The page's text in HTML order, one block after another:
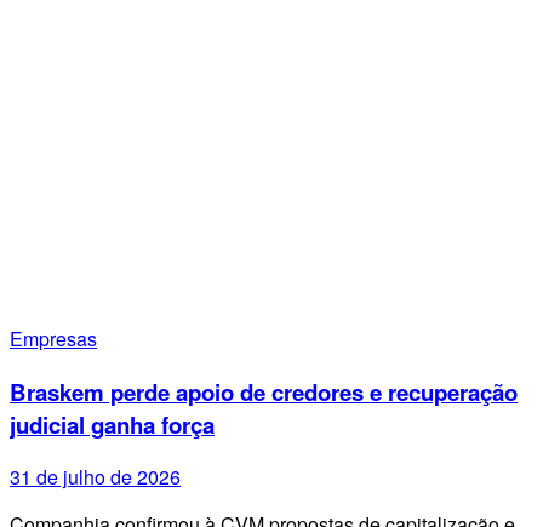
Empresas
Braskem perde apoio de credores e recuperação
judicial ganha força
31 de julho de 2026